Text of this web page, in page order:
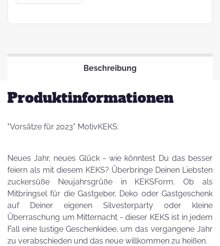
Beschreibung
Produktinformationen
"Vorsätze für 2023" MotivKEKS:
Neues Jahr, neues Glück - wie könntest Du das besser
feiern als mit diesem KEKS? Überbringe Deinen Liebsten
zuckersüße Neujahrsgrüße in KEKSForm. Ob als
Mitbringsel für die Gastgeber, Deko oder Gastgeschenk
auf Deiner eigenen Silvesterparty oder kleine
Überraschung um Mitternacht - dieser KEKS ist in jedem
Fall eine lustige Geschenkidee, um das vergangene Jahr
zu verabschieden und das neue willkommen zu heißen.